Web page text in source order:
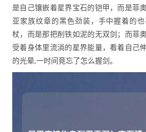
是自己镶嵌着星界宝石的铠甲，而是菲
亚家族纹章的黑色劲装，手中握着的
杖，而是那把削铁如泥的无双剑；而菲
受着身体里流淌的星界能量，看着自己
的光晕,一时间竟忘了怎么握剑。